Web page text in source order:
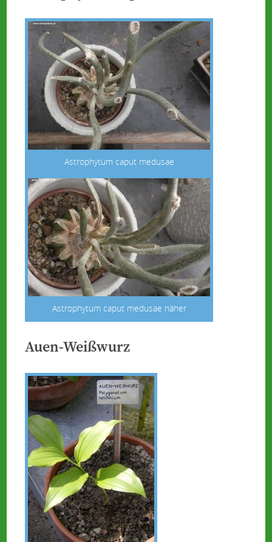
Astrophytum caput medusae
Astrophytum caput medusae näher
Auen-Weißwurz